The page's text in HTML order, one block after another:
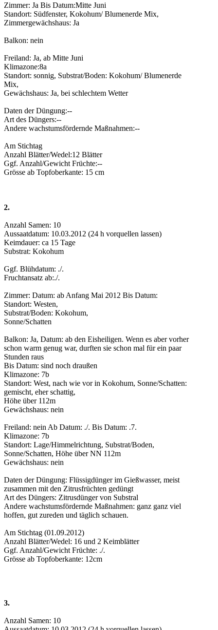
Zimmer: Ja Bis Datum:Mitte Juni
Standort: Südfenster, Kokohum/ Blumenerde Mix,
Zimmergewächshaus: Ja
Balkon: nein
Freiland: Ja, ab Mitte Juni
Klimazone:8a
Standort: sonnig, Substrat/Boden: Kokohum/ Blumenerde
Mix,
Gewächshaus: Ja, bei schlechtem Wetter
Daten der Düngung:--
Art des Düngers:--
Andere wachstumsfördernde Maßnahmen:--
Am Stichtag
Anzahl Blätter/Wedel:12 Blätter
Ggf. Anzahl/Gewicht Früchte:--
Grösse ab Topfoberkante: 15 cm
2.
Anzahl Samen: 10
Aussaatdatum: 10.03.2012 (24 h vorquellen lassen)
Keimdauer: ca 15 Tage
Substrat: Kokohum
Ggf. Blühdatum: ./.
Fruchtansatz ab:./.
Zimmer: Datum: ab Anfang Mai 2012 Bis Datum:
Standort: Westen,
Substrat/Boden: Kokohum,
Sonne/Schatten
Balkon: Ja, Datum: ab den Eisheiligen. Wenn es aber vorher
schon warm genug war, durften sie schon mal für ein paar
Stunden raus
Bis Datum: sind noch draußen
Klimazone: 7b
Standort: West, nach wie vor in Kokohum, Sonne/Schatten:
gemischt, eher schattig,
Höhe über 112m
Gewächshaus: nein
Freiland: nein Ab Datum: ./. Bis Datum: .7.
Klimazone: 7b
Standort: Lage/Himmelrichtung, Substrat/Boden,
Sonne/Schatten, Höhe über NN 112m
Gewächshaus: nein
Daten der Düngung: Flüssigdünger im Gießwasser, meist
zusammen mit den Zitrusfrüchten gedüngt
Art des Düngers: Zitrusdünger von Substral
Andere wachstumsfördernde Maßnahmen: ganz ganz viel
hoffen, gut zureden und täglich schauen.
Am Stichtag (01.09.2012)
Anzahl Blätter/Wedel: 16 und 2 Keimblätter
Ggf. Anzahl/Gewicht Früchte: ./.
Grösse ab Topfoberkante: 12cm
3.
Anzahl Samen: 10